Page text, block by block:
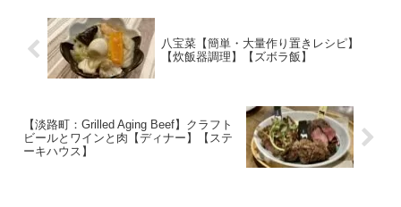
八宝菜【簡単・大量作り置きレシピ】
【炊飯器調理】【ズボラ飯】
【淡路町：Grilled Aging Beef】クラフト
ビールとワインと肉【ディナー】【ステ
ーキハウス】